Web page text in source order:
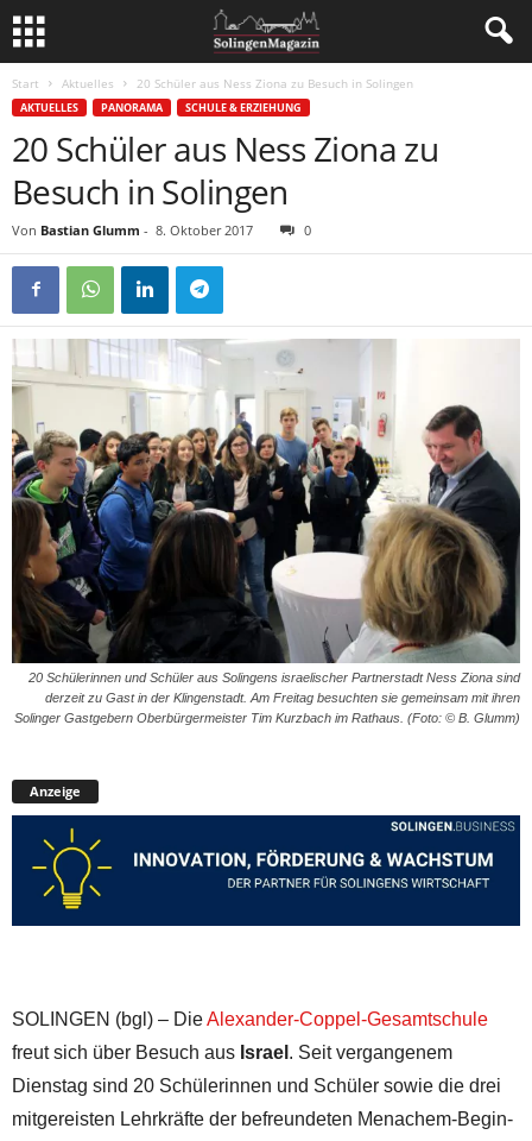
Start Aktuelles 20 Schüler aus Ness Ziona zu Besuch in Solingen
AKTUELLES PANORAMA SCHULE & ERZIEHUNG
20 Schüler aus Ness Ziona zu
Besuch in Solingen
Von Bastian Glumm - 8. Oktober 2017 0
20 Schülerinnen und Schüler aus Solingens israelischer Partnerstadt Ness Ziona sind
derzeit zu Gast in der Klingenstadt. Am Freitag besuchten sie gemeinsam mit ihren
Solinger Gastgebern Oberbürgermeister Tim Kurzbach im Rathaus. (Foto: © B. Glumm)
Anzeige
SOLINGEN (bgl) – DieAlexander-Coppel-Gesamtschule
freut sich über Besuch aus Israel . Seit vergangenem
Dienstag sind 20 Schülerinnen und Schüler sowie die drei
mitgereisten Lehrkräfte der befreundeten Menachem-Begin-